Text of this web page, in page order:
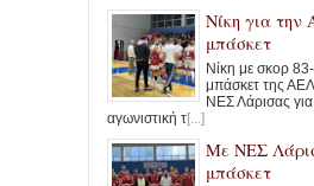
Νίκη για την
μπάσκετ
Νίκη με σκορ
μπάσκετ της
ΝΕΣ Λάρισας
αγωνιστική τ[...]
Με ΝΕΣ
μπάσκετ